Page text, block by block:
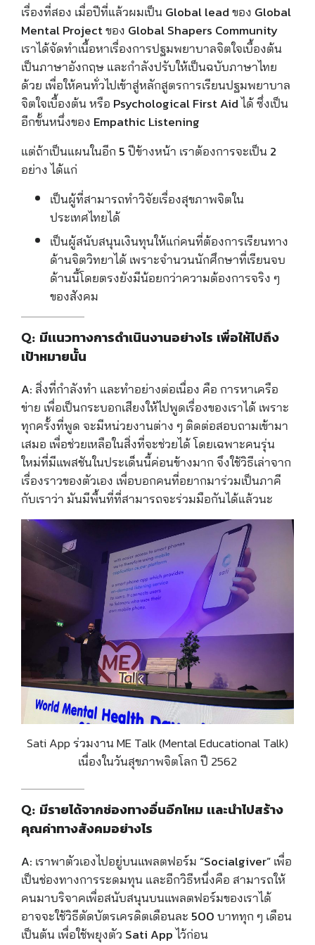
เรื่องที่สอง เมื่อปีที่แล้วผมเป็น Global lead ของ Global
Mental Projectของ Global Shapers Community
เราได้จัดทำเนื้อหาเรื่องการปฐมพยาบาลจิตใจเบื้องต้น
เป็นภาษาอังกฤษ และกำลังปรับให้เป็นฉบับภาษาไทย
ด้วย เพื่อให้คนทั่วไปเข้าสู่หลักสูตรการเรียนปฐมพยาบาล
จิตใจเบื้องต้น หรือ Psychological First Aid ได้ ซึ่งเป็น
อีกขั้นหนึ่งของ Empathic Listening
แต่ถ้าเป็นแผนในอีก 5 ปีข้างหน้า เราต้องการจะเป็น 2
อย่าง ได้แก่
เป็นผู้ที่สามารถทำวิจัยเรื่องสุขภาพจิตใน
ประเทศไทยได้
เป็นผู้สนับสนุนเงินทุนให้แก่คนที่ต้องการเรียนทาง
ด้านจิตวิทยาได้ เพราะจำนวนนักศึกษาที่เรียนจบ
ด้านนี้โดยตรงยังมีน้อยกว่าความต้องการจริง ๆ
ของสังคม
Q: มีเเนวทางการดำเนินงานอย่างไร เพื่อให้ไปถึง
เป้าหมายนั้น
A: สิ่งที่กำลังทำ และทำอย่างต่อเนื่อง คือ การหาเครือ
ข่าย เพื่อเป็นกระบอกเสียงให้ไปพูดเรื่องของเราได้ เพราะ
ทุกครั้งที่พูด จะมีหน่วยงานต่าง ๆ ติดต่อสอบถามเข้ามา
เสมอ เพื่อช่วยเหลือในสิ่งที่จะช่วยได้ โดยเฉพาะคนรุ่น
ใหม่ที่มีแพสชันในประเด็นนี้ค่อนข้างมาก จึงใช้วิธีเล่าจาก
เรื่องราวของตัวเอง เพื่อบอกคนที่อยากมาร่วมเป็นภาคี
กับเราว่า มันมีพื้นที่ที่สามารถจะร่วมมือกันได้แล้วนะ
Sati App ร่วมงาน ME Talk (Mental Educational Talk)
เนื่องในวันสุขภาพจิตโลก ปี 2562
Q: มีรายได้จากช่องทางอื่นอีกไหม เเละนำไปสร้าง
คุณค่าทางสังคมอย่างไร
A: เราพาตัวเองไปอยู่บนแพลตฟอร์ม “Socialgiver” เพื่อ
เป็นช่องทางการระดมทุน และอีกวิธีหนึ่งคือ สามารถให้
คนมาบริจาคเพื่อสนับสนุนบนแพลตฟอร์มของเราได้
อาจจะใช้วิธีตัดบัตรเครดิตเดือนละ 500 บาททุก ๆ เดือน
เป็นต้น เพื่อใช้พยุงตัว Sati App ไว้ก่อน